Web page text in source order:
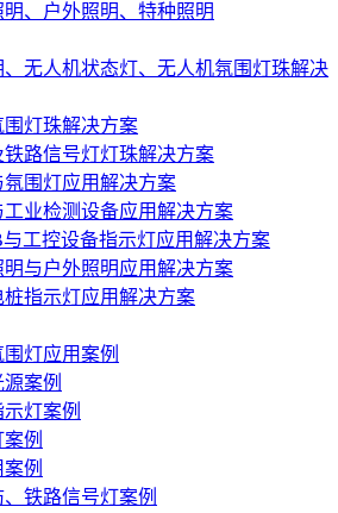
、户外照明、特种照明
无人机状态灯、无人机氛围灯珠解决
灯珠解决方案
铁路信号灯灯珠解决方案
围灯应用解决方案
业检测设备应用解决方案
工控设备指示灯应用解决方案
明与户外照明应用解决方案
指示灯应用解决方案
灯应用案例
案例
灯案例
例
例
铁路信号灯案例